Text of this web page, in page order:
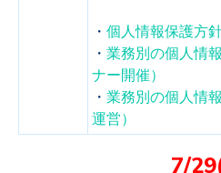
・ 個人情報保護方
・ 業務別の個人情
ナー開催）
・ 業務別の個人情
運営）
7/29(水)